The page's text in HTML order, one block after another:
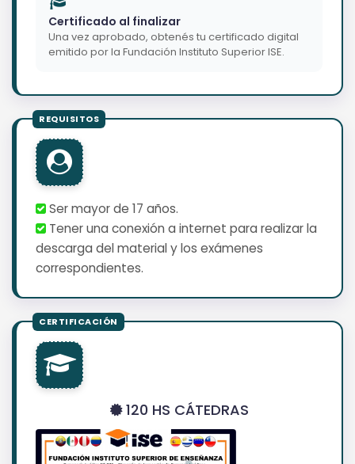
Certificado al finalizar
Una vez aprobado, obtenés tu certificado digital
emitido por la Fundación Instituto Superior ISE.
Ser mayor de 17 años.
Tener una conexión a internet para realizar la
descarga del material y los exámenes
correspondientes.
120 HS CÁTEDRAS